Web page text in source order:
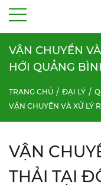
VẬN CHUYỂN
HỚI QUẢNG
TRANG CHỦ ĐẠI LÝ
VẬN CHUYỂN VÀ XỬ LÝ
VẬN
THẢI TẠI